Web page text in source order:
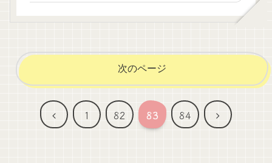
次のページ
前
1 82 83 84
次